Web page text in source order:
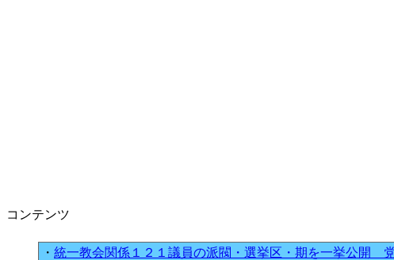
コンテンツ
・ 統一教会関係１２１議員の派閥・選挙区・期を一挙公開